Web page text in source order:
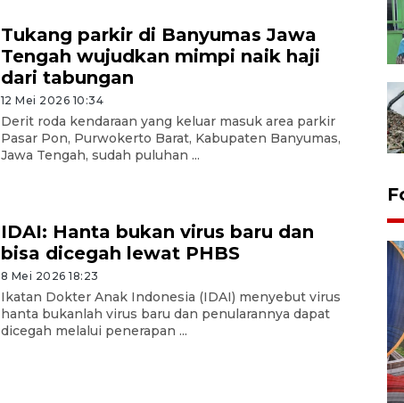
Tukang parkir di Banyumas Jawa
Tengah wujudkan mimpi naik haji
dari tabungan
12 Mei 2026 10:34
Derit roda kendaraan yang keluar masuk area parkir
Pasar Pon, Purwokerto Barat, Kabupaten Banyumas,
Jawa Tengah, sudah puluhan ...
IDAI: Hanta bukan virus baru dan
bisa dicegah lewat PHBS
8 Mei 2026 18:23
Ikatan Dokter Anak Indonesia (IDAI) menyebut virus
hanta bukanlah virus baru dan penularannya dapat
dicegah melalui penerapan ...